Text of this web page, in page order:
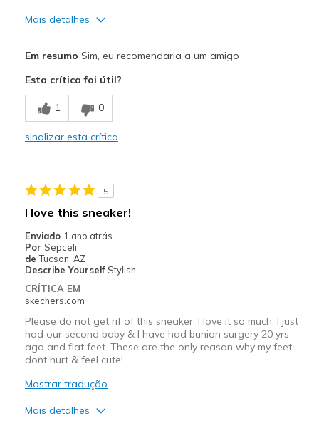
Mais detalhes
Breathe Well
Comfortable
Melhores utilizações
Going Out
Special Occasions
Travel
Width
Feels true to width
Sizing
Feels true to size
Em resumo Sim, eu recomendaria a um amigo
Esta crítica foi útil?
1 0
sinalizar esta crítica
5
I love this sneaker!
Enviado 1 ano atrás
Por Sepceli
de Tucson, AZ
Describe Yourself Stylish
CRÍTICA EM
skechers.com
Please do not get rif of this sneaker. I love it so much. I just
had our second baby & I have had bunion surgery 20 yrs
ago and flat feet. These are the only reason why my feet
dont hurt & feel cute!
Mostrar tradução
Mais detalhes